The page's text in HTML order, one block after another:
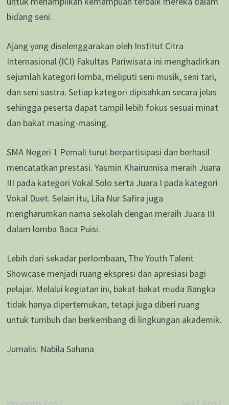
bidang seni.
Ajang yang diselenggarakan oleh Institut Citra
Internasional (ICI) Fakultas Pariwisata ini menghadirkan
sejumlah kategori lomba, meliputi seni musik, seni tari,
dan seni sastra. Setiap kategori dipisahkan secara jelas
sehingga peserta dapat tampil lebih fokus sesuai minat
dan bakat masing-masing.
SMA Negeri 1 Pemali turut berpartisipasi dan berhasil
mencatatkan prestasi. Yasmin Khairunnisa meraih Juara
III pada kategori Vokal Solo serta Juara I pada kategori
Vokal Duet. Selain itu, Lila Nur Safira juga
mengharumkan nama sekolah dengan meraih Juara III
dalam lomba Baca Puisi.
Lebih dari sekadar perlombaan, The Youth Talent
Showcase menjadi ruang ekspresi dan apresiasi bagi
pelajar. Melalui kegiatan ini, bakat-bakat muda Bangka
tidak hanya dipertemukan, tetapi juga diberi ruang
untuk tumbuh dan berkembang di lingkungan akademik.
Jurnalis: Nabila Sahana
Previous